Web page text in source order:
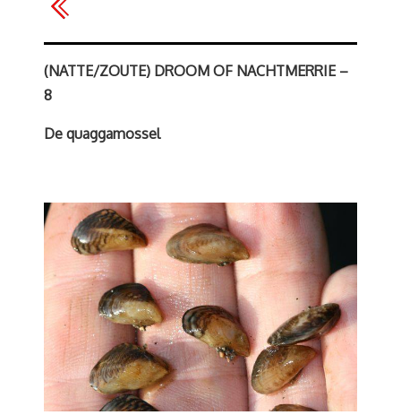
(NATTE/ZOUTE) DROOM OF NACHTMERRIE –
8
De quaggamossel